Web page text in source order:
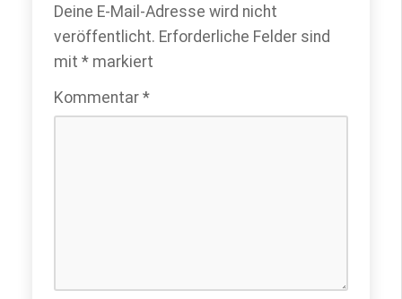
Deine E-Mail-Adresse wird nicht
veröffentlicht. Erforderliche Felder sind
mit * markiert
Kommentar *